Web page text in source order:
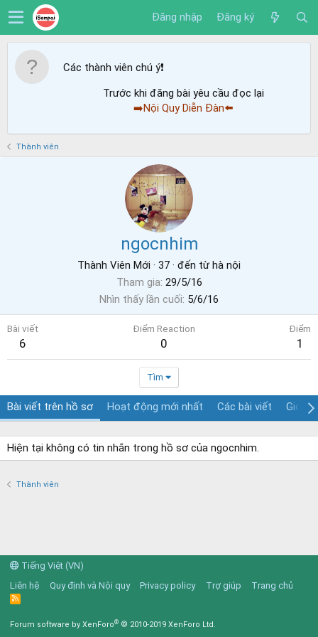
Đăng nhập Đăng ký
Các thành viên chú ý❗️
Trước khi đăng bài yêu cầu đọc lại
➡️Nội Quy Diễn Đàn⬅️
Thành viên
ngocnhim
Thành Viên Mới · 37 · đến từ hà nội
Tham gia 29/5/16
Nhìn thấy lần cuối 5/6/16
Bài viết
6
Điểm Reaction
0
Điểm
1
Tìm
Bài viết trên hồ sơ Hoạt động mới nhất Các bài viết Giới
Hiện tại không có tin nhắn trong hồ sơ của ngocnhim.
Thành viên
Tiếng Việt (VN)
Liên hệ
Quy định và Nội quy Privacy policy Trợ giúp Trang chủ
R
S
Forum software by XenForo® © 2010-2019 XenForo Ltd.